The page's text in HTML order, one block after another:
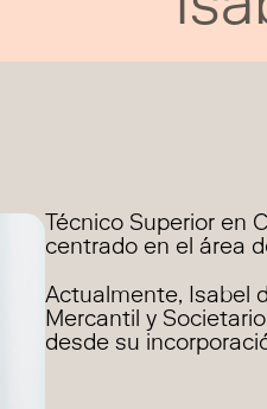
Técnico Superior en
centrado en el área
Actualmente, Isabel
Mercantil y
desde su